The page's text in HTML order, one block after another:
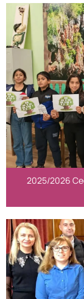
2025/2026